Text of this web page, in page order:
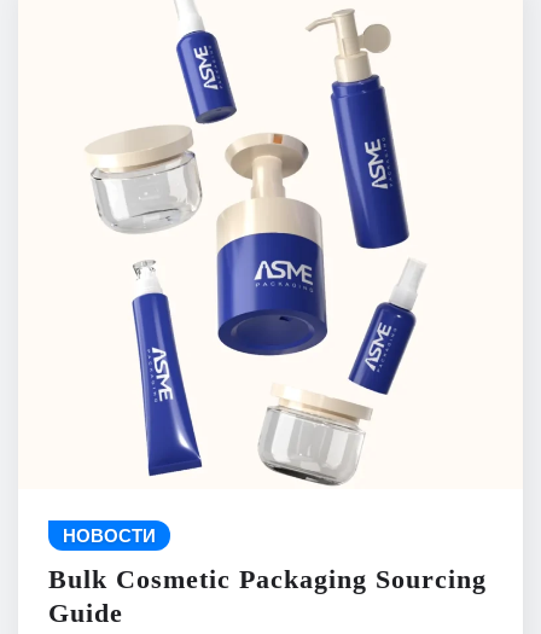
НОВОСТИ
Bulk Cosmetic Packaging Sourcing
Guide